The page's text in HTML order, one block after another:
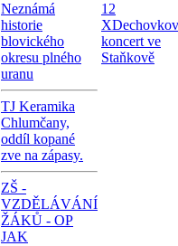
Neznámá
historie
blovického
okresu plného
uranu
TJ Keramika
Chlumčany,
oddíl kopané
zve na zápasy.
ZŠ -
VZDĚLÁVÁNÍ
ŽÁKŮ - OP
JAK
12
X
koncert ve
Staňkově